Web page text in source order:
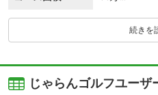
続きを
じゃらんゴルフユーザ